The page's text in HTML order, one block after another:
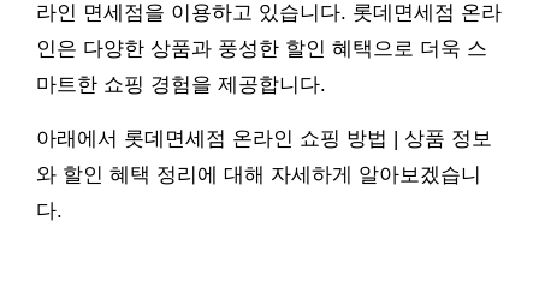
라인 면세점을 이용하고 있습니다. 롯데면세점 온라
인은 다양한 상품과 풍성한 할인 혜택으로 더욱 스
마트한 쇼핑 경험을 제공합니다.
아래에서 롯데면세점 온라인 쇼핑 방법 | 상품 정보
와 할인 혜택 정리에 대해 자세하게 알아보겠습니
다.